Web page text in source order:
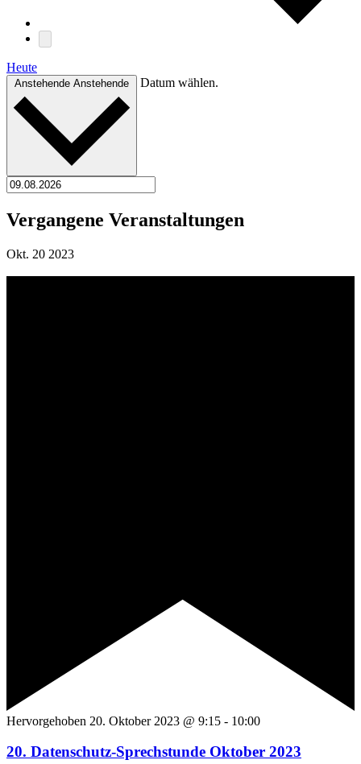
Heute
Anstehende Anstehende Datum wählen.
Vergangene Veranstaltungen
Okt. 20 2023
Hervorgehoben 20. Oktober 2023 @ 9:15 - 10:00
20. Datenschutz-Sprechstunde Oktober 2023